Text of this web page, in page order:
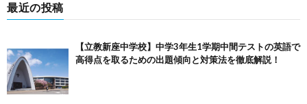
最近の投稿
【立教新座中学校】中学3年生1学期中間テストの英語で
高得点を取るための出題傾向と対策法を徹底解説！